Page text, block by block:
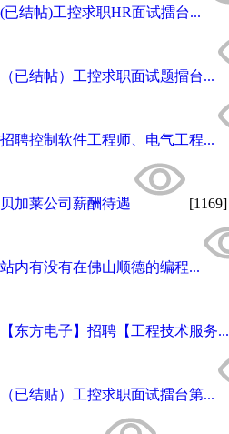
(已结帖)工控求职HR面试擂台...
（已结帖）工控求职面试题擂台...
招聘控制软件工程师、电气工程...
贝加莱公司薪酬待遇 [1169]
站内有没有在佛山顺德的编程...
【东方电子】招聘【工程技术服务...
（已结贴）工控求职面试擂台第...